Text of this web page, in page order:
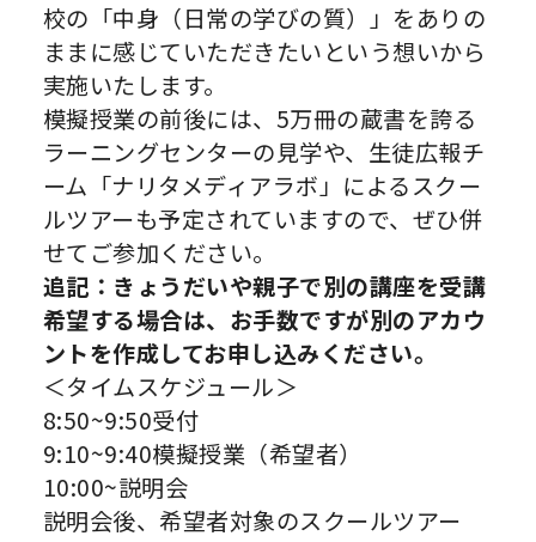
校の「中身（日常の学びの質）」をありの
ままに感じていただきたいという想いから
実施いたします。
模擬授業の前後には、5万冊の蔵書を誇る
ラーニングセンターの見学や、生徒広報チ
ーム「ナリタメディアラボ」によるスクー
ルツアーも予定されていますので、ぜひ併
せてご参加ください。
追記：きょうだいや親子で別の講座を受講
希望する場合は、お手数ですが別のアカウ
ントを作成してお申し込みください。
＜タイムスケジュール＞
8:50~9:50受付
9:10~9:40模擬授業（希望者）
10:00~説明会
説明会後、希望者対象のスクールツアー